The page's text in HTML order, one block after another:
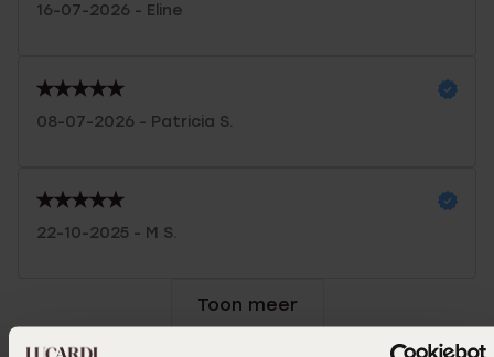
16-07-2026 - Eline
08-07-2026 - Patricia S.
22-10-2025 - M S.
Toon meer